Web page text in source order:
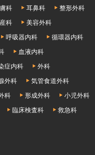
科 耳鼻科
整形外科
産科
美容外科
呼吸器内科
循環器内科
血液内科
症内科
外科
外科
気管食道外科
科 形成外科
小児外科
臨床検査科
救急科